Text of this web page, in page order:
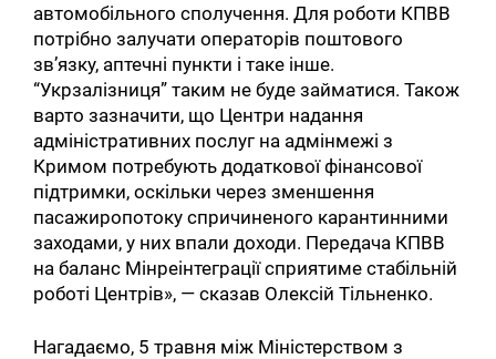
автомобільного сполучення. Для роботи КПВВ
потрібно залучати операторів поштового
зв’язку, аптечні пункти і таке інше.
“Укрзалізниця” таким не буде займатися. Також
варто зазначити, що Центри надання
адміністративних послуг на адмінмежі з
Кримом потребують додаткової фінансової
підтримки, оскільки через зменшення
пасажиропотоку спричиненого карантинними
заходами, у них впали доходи. Передача КПВВ
на баланс Мінреінтеграції сприятиме стабільній
роботі Центрів», — сказав Олексій Тільненко.
Нагадаємо, 5 травня між Міністерством з